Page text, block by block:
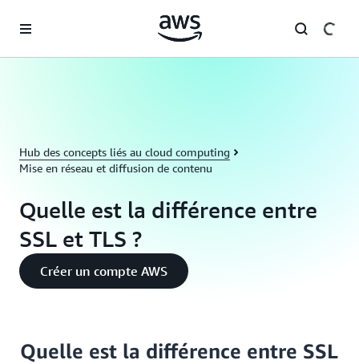
Hub des concepts liés au cloud computing
Mise en réseau et diffusion de contenu
Quelle est la différence entre
SSL et TLS ?
Créer un compte AWS
Quelle est la différence entre SSL